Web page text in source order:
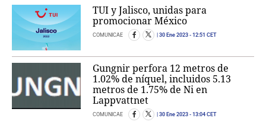
TUI y Jalisco, unidas para
promocionar México
COMUNICAE 30 Ene 2023 - 12:51 CET
Gungnir perfora 12 metros de
1.02% de níquel, incluidos 5.13
metros de 1.75% de Ni en
Lappvattnet
COMUNICAE 30 Ene 2023 - 13:04 CET